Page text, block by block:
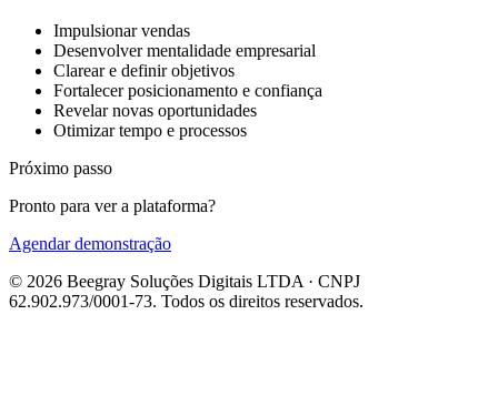
Impulsionar vendas
Desenvolver mentalidade empresarial
Clarear e definir objetivos
Fortalecer posicionamento e confiança
Revelar novas oportunidades
Otimizar tempo e processos
Próximo passo
Pronto para ver a plataforma?
Agendar demonstração
© 2026 Beegray Soluções Digitais LTDA · CNPJ
62.902.973/0001-73. Todos os direitos reservados.